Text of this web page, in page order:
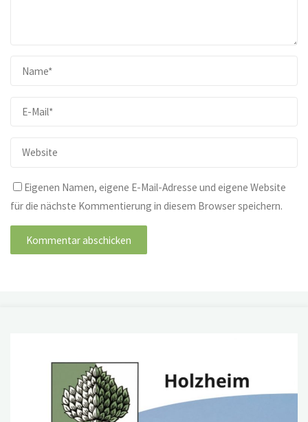
Eigenen Namen, eigene E-Mail-Adresse und eigene Website
für die nächste Kommentierung in diesem Browser speichern.